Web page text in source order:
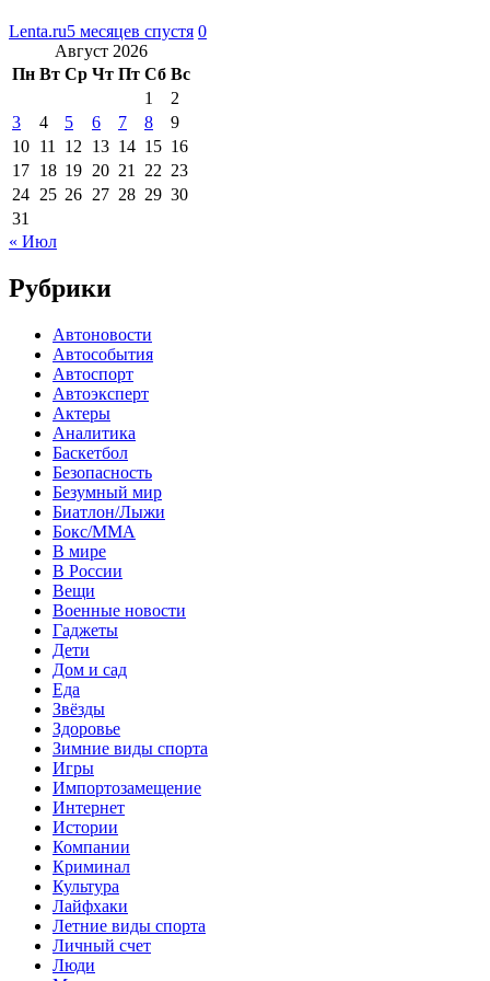
Lenta.ru5 месяцев спустя 0
Август 2026
Пн Вт Ср Чт Пт Сб Вс
1
2
3
4 5 6 7 8
9
10 11 12 13 14 15 16
17 18 19 20 21 22 23
24 25 26 27 28 29 30
31
« Июл
Рубрики
Автоновости
Автособытия
Автоспорт
Автоэксперт
Актеры
Аналитика
Баскетбол
Безопасность
Безумный мир
Биатлон/Лыжи
Бокс/MMA
В мире
В России
Вещи
Военные новости
Гаджеты
Дети
Дом и сад
Еда
Звёзды
Здоровье
Зимние виды спорта
Игры
Импортозамещение
Интернет
Истории
Компании
Криминал
Культура
Лайфхаки
Летние виды спорта
Личный счет
Люди